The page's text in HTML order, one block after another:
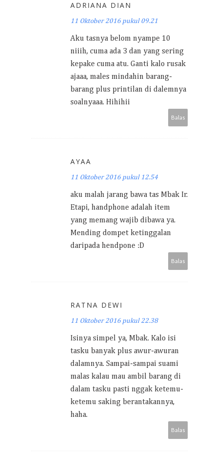
ADRIANA DIAN
11 Oktober 2016 pukul 09.21
Aku tasnya belom nyampe 10
niiih, cuma ada 3 dan yang sering
kepake cuma atu. Ganti kalo rusak
ajaaa, males mindahin barang-
barang plus printilan di dalemnya
soalnyaaa. Hihihii
Balas
AYAA
11 Oktober 2016 pukul 12.54
aku malah jarang bawa tas Mbak Ir.
Etapi, handphone adalah item
yang memang wajib dibawa ya.
Mending dompet ketinggalan
daripada hendpone :D
Balas
RATNA DEWI
11 Oktober 2016 pukul 22.38
Isinya simpel ya, Mbak. Kalo isi
tasku banyak plus awur-awuran
dalamnya. Sampai-sampai suami
malas kalau mau ambil barang di
dalam tasku pasti nggak ketemu-
ketemu saking berantakannya,
haha.
Balas